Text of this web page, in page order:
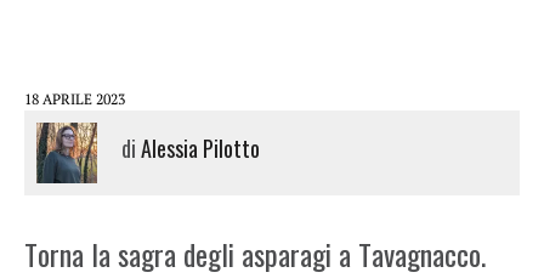
18 APRILE 2023
diAlessia Pilotto
Torna la sagra degli asparagi a Tavagnacco.